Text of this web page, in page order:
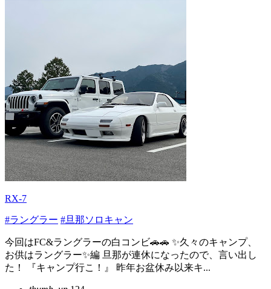
RX-7
#ラングラー #旦那ソロキャン
今回はFC&ラングラーの白コンビ🚗🚗 ✨久々のキャンプ、
お供はラングラー✨編 旦那が連休になったので、言い出し
た！ 『キャンプ行こ！』 昨年お盆休み以来キ...